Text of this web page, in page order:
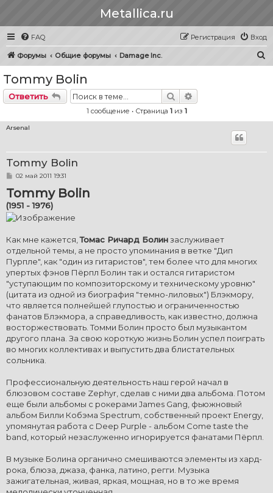
Metallica.ru
FAQ Вход
Регистрация
Форумы Общие форумы Damage Inc.
Tommy Bolin
Ответить Поиск
1 сообщение • Страница 1из 1
Arsenal
Tommy Bolin
С
о
б
щ
е
н
02 май 2011 19:31
Tommy Bolin
(1951 - 1976)
Как мне кажется,Томас Ричард Болинзаслуживает
отдельной темы, а не просто упоминания в ветке "Дип
Пурпле", как "один из гитаристов", тем более что для многих
упертых фэнов Пёрпл Болин так и остался гитаристом
"уступающим по композиторскому и техническому уровню"
(цитата из одной из биография "темно-лиловых") Блэкмору,
что является полнейшей глупостью и ограниченностью
фанатов Блэкмора, а справедливость, как известно, должна
восторжествовать. Томми Болин просто был музыкантом
другого плана. За свою короткую жизнь Болин успел поиграть
во многих коллективах и выпустить два блистательных
сольника.
Профессиональную деятельность наш герой начал в
блюзовом составе Zephyr, сделав с ними два альбома. Потом
еще были альбомы с рокерами James Gang, фьюжновый
альбом Билли Кобэма Spectrum, собственный проект Energy,
упомянутая работа с Deep Purple - альбом Come taste the
band, который незаслуженно игнорируется фанатами Пёрпл.
В музыке Болина органично смешиваются элементы из хард-
рока, блюза, джаза, фанка, латино, регги. Музыка
зажигательная, живая, яркая, мощная, но в то же время